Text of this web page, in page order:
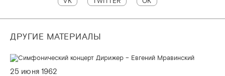
ДРУГИЕ МАТЕРИАЛЫ
25 июня 1962